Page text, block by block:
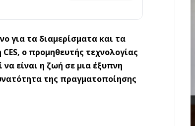
για τα διαμερίσματα και τα
ο προμηθευτής τεχνολογίας
είναι η ζωή σε μια έξυπνη
της πραγματοποίησης